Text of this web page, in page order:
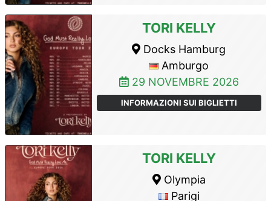
TORI KELLY
Docks Hamburg
Amburgo
29 NOVEMBRE 2026
INFORMAZIONI SUI BIGLIETTI
TORI KELLY
Olympia
Parigi